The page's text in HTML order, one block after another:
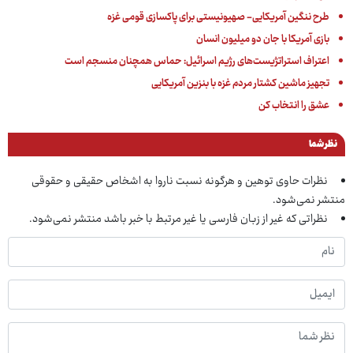
طرح ننگین آمریکایی- صهیونیستی برای پاکسازی قومی غزه
بازی آمریکا با جان دو میلیون انسان
اعتراف استراتژیست‌های رژیم اسرائیل: حماس همچنان منسجم است
تجهیز ماشین کشتار مردم غزه با بنزین آمریکایی
عشق را انتخاب کن
نظر شما
نظرات حاوی توهین و هرگونه نسبت ناروا به اشخاص حقیقی و حقوقی
منتشر نمی‌شود.
نظراتی که غیر از زبان فارسی یا غیر مرتبط با خبر باشد منتشر نمی‌شود.